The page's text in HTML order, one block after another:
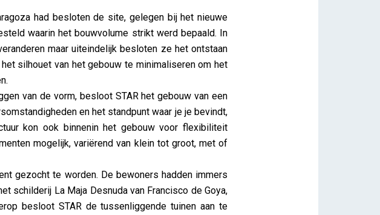
had besloten de site, gelegen bij het nieuwe
waarin het bouwvolume strikt werd bepaald. In
maar uiteindelijk besloten ze het ontstaan
silhouet van het gebouw te minimaliseren om het
van de vorm, besloot STAR het gebouw van een
en het standpunt waar je je bevindt,
kon ook binnenin het gebouw voor flexibiliteit
mogelijk, variërend van klein tot groot, met of
gezocht te worden. De bewoners hadden immers
schilderij La Maja Desnuda van Francisco de Goya,
besloot STAR de tussenliggende tuinen aan te